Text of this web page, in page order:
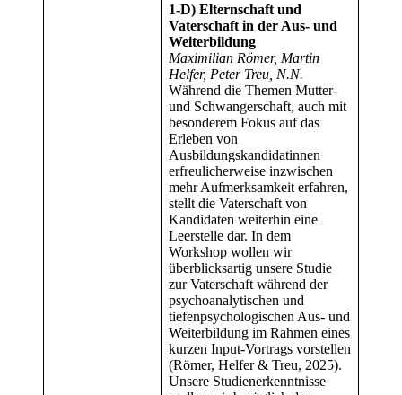
1-D) Elternschaft und
Vaterschaft in der Aus- und
Weiterbildung
Maximilian Römer, Martin
Helfer, Peter Treu, N.N.
Während die Themen Mutter-
und Schwangerschaft, auch mit
besonderem Fokus auf das
Erleben von
Ausbildungskandidatinnen
erfreulicherweise inzwischen
mehr Aufmerksamkeit erfahren,
stellt die Vaterschaft von
Kandidaten weiterhin eine
Leerstelle dar. In dem
Workshop wollen wir
überblicksartig unsere Studie
zur Vaterschaft während der
psychoanalytischen und
tiefenpsychologischen Aus- und
Weiterbildung im Rahmen eines
kurzen Input-Vortrags vorstellen
(Römer, Helfer & Treu, 2025).
Unsere Studienerkenntnisse